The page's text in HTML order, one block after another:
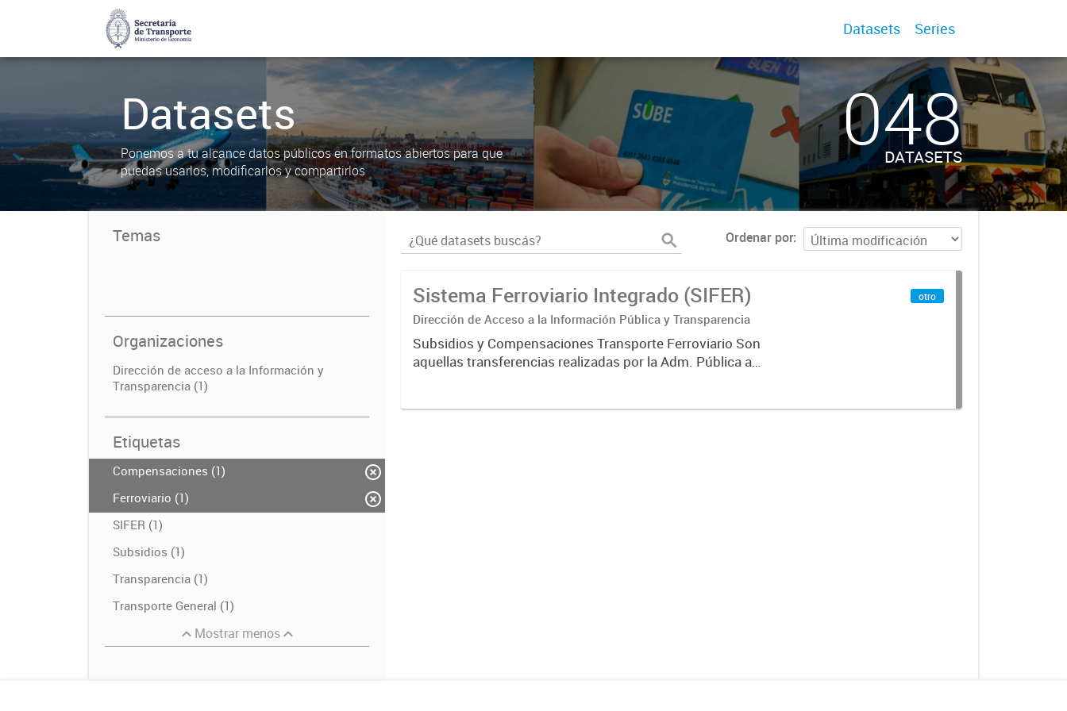
Datasets Series
Datasets
Ponemos a tu alcance datos públicos en formatos abiertos para que
puedas usarlos, modificarlos y compartirlos
048
DATASETS
Temas
Organizaciones
Dirección de acceso a la Información y
Transparencia (1)
Etiquetas
Compensaciones (1)
Ferroviario (1)
SIFER (1)
Subsidios (1)
Transparencia (1)
Transporte General (1)
Mostrar menos
Ordenar por
Sistema Ferroviario Integrado (SIFER)
Dirección de Acceso a la Información Pública y Transparencia
Subsidios y Compensaciones Transporte Ferroviario Son
aquellas transferencias realizadas por la Adm. Pública a
otro